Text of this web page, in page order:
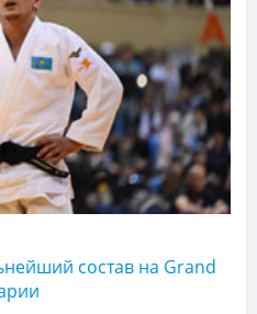
состав на Grand